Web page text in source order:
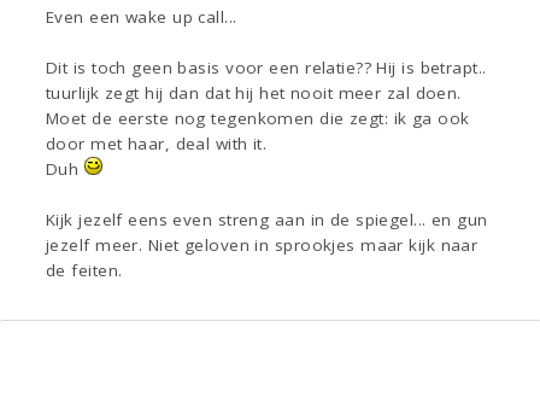
Even een wake up call...
Dit is toch geen basis voor een relatie?? Hij is betrapt..
tuurlijk zegt hij dan dat hij het nooit meer zal doen.
Moet de eerste nog tegenkomen die zegt: ik ga ook
door met haar, deal with it.
Duh
Kijk jezelf eens even streng aan in de spiegel... en gun
jezelf meer. Niet geloven in sprookjes maar kijk naar
de feiten.